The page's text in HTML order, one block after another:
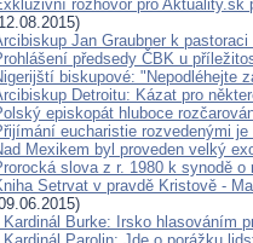
rozhovor pro
Jan Graubner k pastoraci
předsedy ČBK u
biskupové: "Nepodléhejte
Detroitu: Kázat pro
episkopát hluboce
eucharistie rozvedenými
Mexikem byl proveden velký
slova z r. 1980 k synodě o
Setrvat v pravdě Kristově -
Kardinál Burke: Irsko hlasováním